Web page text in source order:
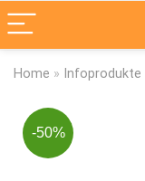
Home » Infoprodukte
-50%